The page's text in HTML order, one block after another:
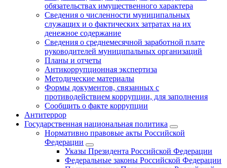
обязательствах имущественного характера
Сведения о численности муниципальных
служащих и о фактических затратах на их
денежное содержание
Сведения о среднемесячной заработной плате
руководителей муниципальных организаций
Планы и отчеты
Антикоррупционная экспертиза
Методические материалы
Формы документов, связанных с
противодействием коррупции, для заполнения
Сообщить о факте коррупции
Антитеррор
Государственная национальная политика
Нормативно правовые акты Российской
Федерации
Указы Президента Российской Федерации
Федеральные законы Российской Федерации